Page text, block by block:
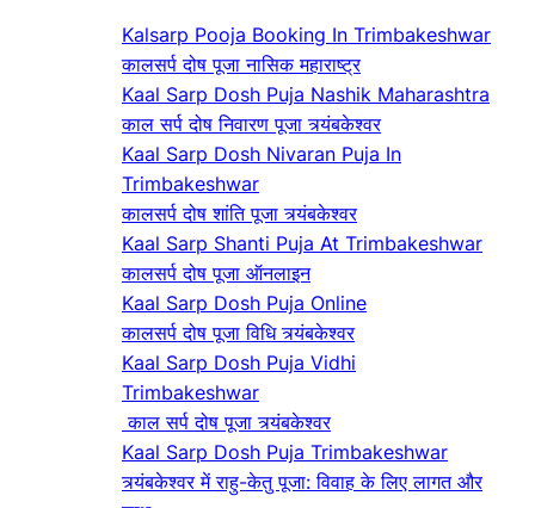
Kalsarp Pooja Booking In Trimbakeshwar
कालसर्प दोष पूजा नासिक महाराष्ट्र
Kaal Sarp Dosh Puja Nashik Maharashtra
काल सर्प दोष निवारण पूजा त्र्यंबकेश्वर
Kaal Sarp Dosh Nivaran Puja In
Trimbakeshwar
कालसर्प दोष शांति पूजा त्र्यंबकेश्वर
Kaal Sarp Shanti Puja At Trimbakeshwar
कालसर्प दोष पूजा ऑनलाइन
Kaal Sarp Dosh Puja Online
कालसर्प दोष पूजा विधि त्र्यंबकेश्वर
Kaal Sarp Dosh Puja Vidhi
Trimbakeshwar
काल सर्प दोष पूजा त्र्यंबकेश्वर
Kaal Sarp Dosh Puja Trimbakeshwar
त्र्यंबकेश्वर में राहु-केतु पूजा: विवाह के लिए लागत और